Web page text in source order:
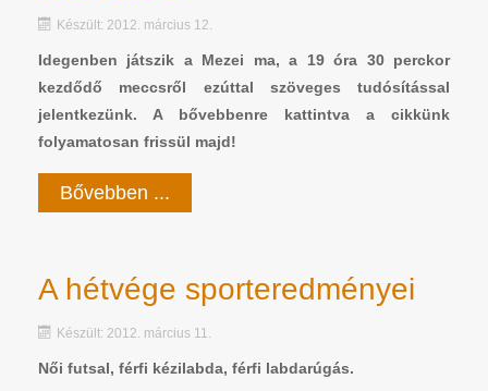
Készült: 2012. március 12.
Idegenben játszik a Mezei ma, a 19 óra 30 perckor
kezdődő meccsről ezúttal szöveges tudósítással
jelentkezünk. A bővebbenre kattintva a cikkünk
folyamatosan frissül majd!
Bővebben ...
A hétvége sporteredményei
Készült: 2012. március 11.
Női futsal, férfi kézilabda, férfi labdarúgás.